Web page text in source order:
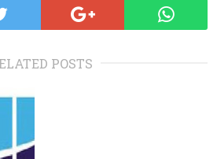
POSTS